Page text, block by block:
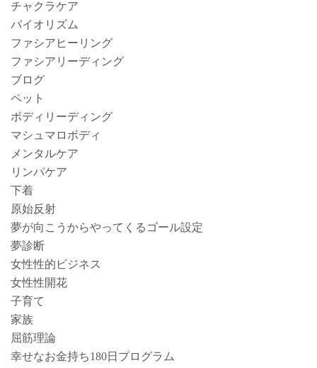
チャクラケア
バイオリズム
ファシアヒーリング
ファシアリーディング
ブログ
ペット
ボディリーディング
マシュマロボディ
メンタルケア
リンパケア
下着
原始反射
夢が向こうからやってくるゴール設定
夢診断
女性性的ビジネス
女性性開花
子育て
家族
屈筋理論
幸せなお金持ち180日プログラム